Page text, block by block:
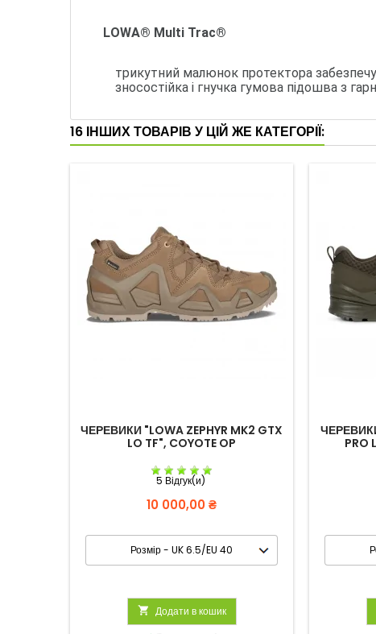
LOWA® Multi Trac®
трикутний малюнок протектора
зносостійка і гнучка гумова підошва з
16 ІНШИХ ТОВАРІВ У ЦІЙ ЖЕ КАТЕГОРІЇ:
ЧЕРЕВИКИ "LOWA ZEPHYR MK2 GTX
LO TF", COYOTE OP
5 Відгук(и)
Вартість
10 000,00 ₴
 Додати в кошик
PRO